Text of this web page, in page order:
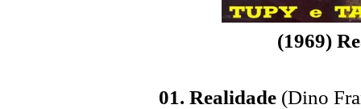
(1969)
01. Realidade (Dino